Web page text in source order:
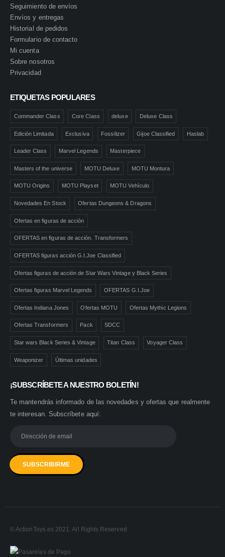
Seguimiento de envíos
Envíos y entregas
Historial de pedidos
Formulario de contacto
Mi cuenta
Sobre nosotros
Privacidad
ETIQUETAS POPULARES
Commander Class Core Class deluxe Deluxe Class
Edición Limitada Exclusiva Fossilizer Gijoe Classified Haslab
Leader Class Marvel Legends Masterpiece
Masters of the universe MOTU Deluxe MOTU Montura
MOTU Origins MOTU Playset MOTU Vehículo
Novedades En Stock Ofertas Dungeons & Dragons
Ofertas en figuras de acción
OFERTAS en figuras de acción. Transformers
OFERTAS figuras acción G.I.Joe Classified
Ofertas figuras de acción de Star Wars Vintage y Black Series
Ofertas figuras Marvel Legends OFERTAS G.I.Joe
Ofertas Indiana Jones Ofertas MOTU Ofertas Mythic Legions
Ofertas Transformers Pack SDCC
Star wars Black Series & Vintage Titan Class Voyager Class
Weaponizer Últimas unidades
¡SUBSCRÍBETE A NUESTRO BOLETÍN!
Te mantendrás informado de las novedades y ofertas que realmente
te interesan. Subscríbete aquí:
© ActionToys.es 2021. All Rights Reserved